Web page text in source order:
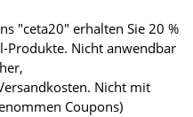
"ceta20" erhalten Sie 20 %
Produkte. Nicht anwendbar
Nicht mit
Coupons)